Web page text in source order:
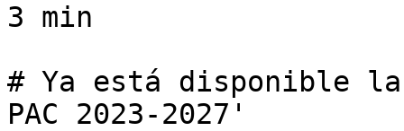
3 min
# Ya está disponible
PAC 2023-2027'